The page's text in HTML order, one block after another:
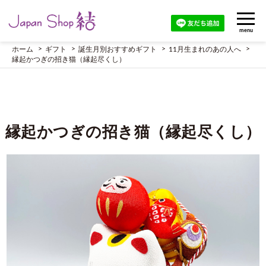
menu
ホーム ギフト 誕生月別おすすめギフト
11月生まれのあの人へ
縁起かつぎの招き猫（縁起尽くし）
縁起かつぎの招き猫（縁起尽くし）